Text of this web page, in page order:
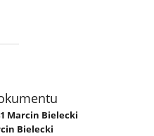
Marcin Bielecki
Bielecki